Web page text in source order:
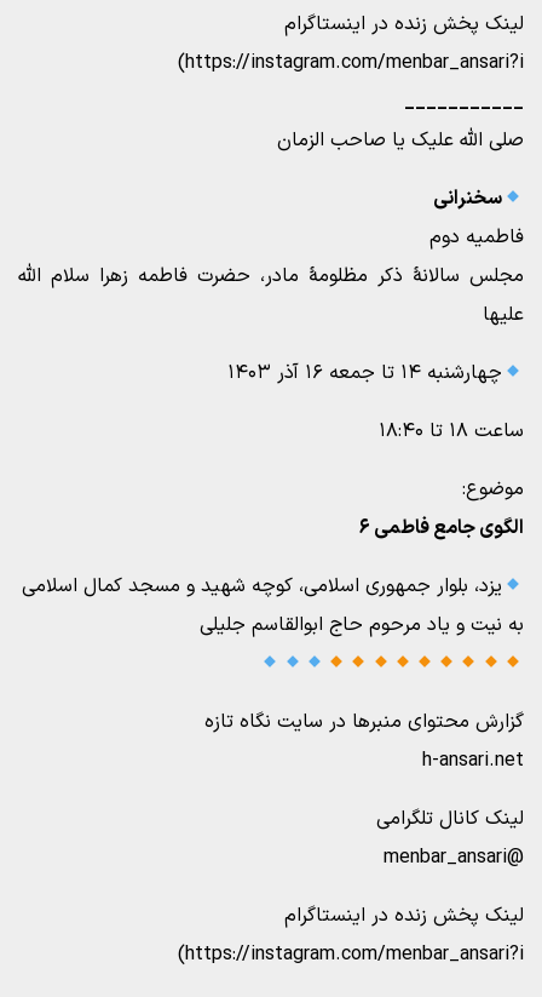
لینک پخش زنده در اینستاگرام
https://instagram.com/menbar_ansari?i)
___________
صلی الله علیک یا صاحب الزمان
سخنرانی
فاطمیه دوم
مجلس سالانۀ ذکر مظلومۀ مادر، حضرت فاطمه زهرا سلام الله
علیها
چهارشنبه ۱۴ تا جمعه ۱۶ آذر ۱۴۰۳
ساعت ۱۸ تا ۱۸:۴۰
موضوع:
الگوی جامع فاطمی ۶
یزد، بلوار جمهوری اسلامی، کوچه شهید و مسجد کمال اسلامی
به نیت و یاد مرحوم حاج ابوالقاسم جلیلی
گزارش محتوای منبرها در سایت نگاه تازه
h-ansari.net
لینک کانال تلگرامی
@menbar_ansari
لینک پخش زنده در اینستاگرام
https://instagram.com/menbar_ansari?i)